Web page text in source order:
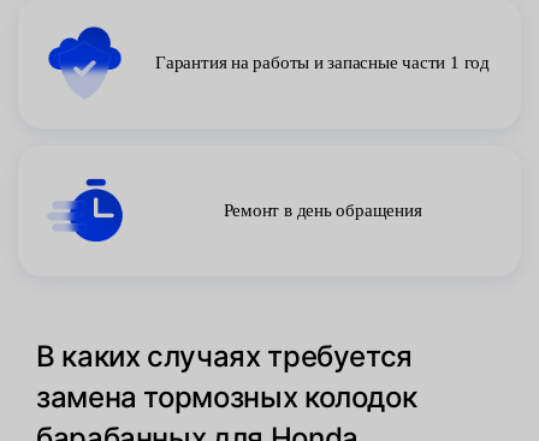
Гарантия на работы и запасные части 1 год
Ремонт в день обращения
В каких случаях требуется
замена тормозных колодок